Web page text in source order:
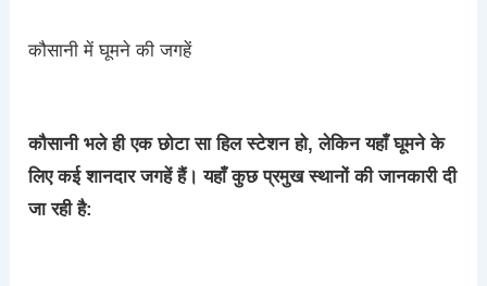
कौसानी में घूमने की जगहें
कौसानी भले ही एक छोटा सा हिल स्टेशन हो, लेकिन यहाँ घूमने के
लिए कई शानदार जगहें हैं। यहाँ कुछ प्रमुख स्थानों की जानकारी दी
जा रही है: